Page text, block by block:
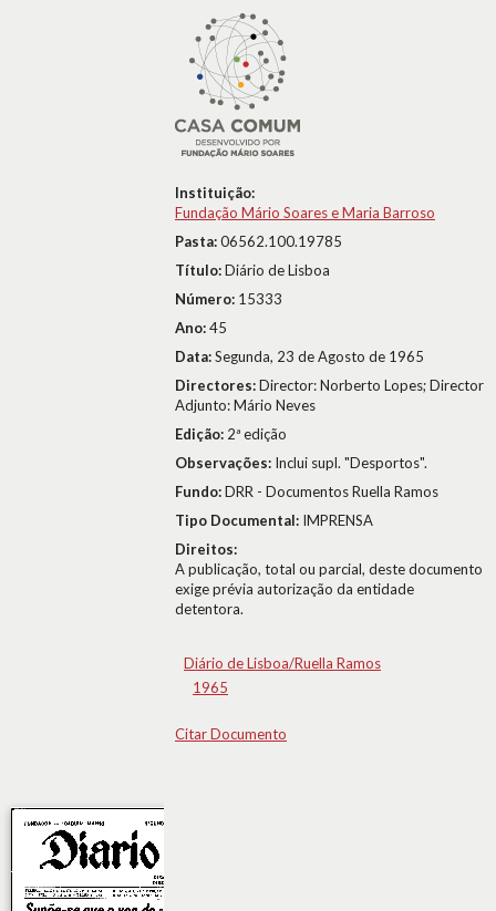
Instituição:
Fundação Mário Soares e Maria Barroso
Pasta:06562.100.19785
Título:Diário de Lisboa
Número: 15333
Ano:45
Data:Segunda, 23 de Agosto de 1965
Directores:Director: Norberto Lopes; Director
Adjunto: Mário Neves
Edição: 2ª edição
Observações: Inclui supl. "Desportos".
Fundo:DRR - Documentos Ruella Ramos
Tipo Documental: IMPRENSA
Direitos:
A publicação, total ou parcial, deste documento
exige prévia autorização da entidade
detentora.
Diário de Lisboa/Ruella Ramos
1965
Citar Documento